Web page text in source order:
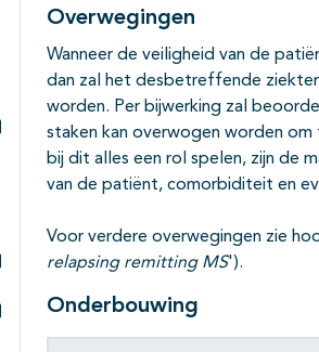
Subpagina's open- en dichtklappen
Subpagina's open- en dichtklappen
Overwegingen
Wanneer de veiligheid van de
dan zal het desbetreffende
worden. Per bijwerking zal
staken kan overwogen worden
bij dit alles een rol spelen, zijn de
van de patiënt, comorbiditeit en
Voor verdere overwegingen zie
relapsing remitting MS').
Onderbouwing